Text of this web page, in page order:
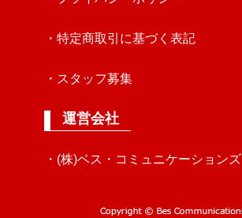
・特定商取引に基づく表記
・スタッフ募集
運営会社
・(株)ベス・コミュニケーションズ